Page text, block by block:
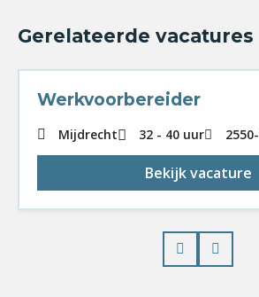
Gerelateerde vacatures
Werkvoorbereider
Mijdrecht 32 - 40 uur 2550-
Bekijk vacature
Prev